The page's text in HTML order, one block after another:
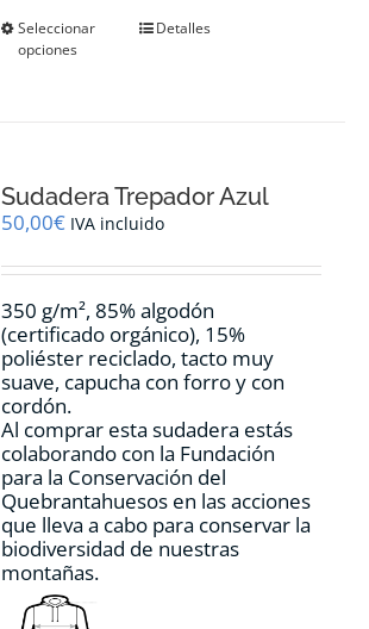
Seleccionar
opciones
Este
se
pueden
en
página
de
producto
Detalles
Sudadera Trepador Azul
50,00€ IVA incluido
350 g/m², 85% algodón
(certificado orgánico), 15%
poliéster reciclado, tacto muy
suave, capucha con forro y con
cordón.
Al comprar esta sudadera estás
colaborando con la Fundación
para la Conservación del
Quebrantahuesos en las acciones
que lleva a cabo para conservar la
biodiversidad de nuestras
montañas.